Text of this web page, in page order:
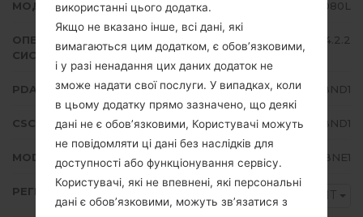
МОДЕЛЬ Samsung GT-I9080L
ОПЕРАЦІЙНА
СИСТЕМА
Android Jelly Bean 4.2.2
PDA/AP ВЕРСІЯ I9080LUBUBND1
CSC ВЕРСІЯ I9080LTFGBND1
MODEM/CP ВЕРСІЯ I9080LUBUBNE1
РЕГІОН CHT
використанні цього додатка.
Якщо не вказано інше, всі дані, які
вимагаються цим додатком, є обов’язковими,
і у разі ненадання цих даних додаток не
зможе надати свої послуги. У випадках, коли
в цьому додатку прямо зазначено, що деякі
дані не є обов’язковими, Користувачі можуть
не повідомляти ці дані без наслідків для
доступності або функціонування сервісу.
Користувачі, які не впевнені, які персональні
дані є обов’язковими, можуть зв’язатися з